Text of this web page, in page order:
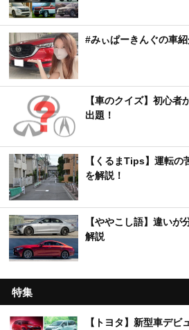
#みぃぱーきんぐの車
【車のクイズ】初心者
出題！
【くるまTips】運転の
を解説！
【ややこし語】違いが
解説
特集
【トヨタ】新型車デビ